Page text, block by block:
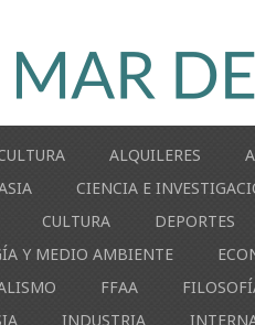
ALQUILERES
CIENCIA E
CULTURA DEPORTES
Y MEDIO AMBIENTE
FFAA
INDUSTRIA